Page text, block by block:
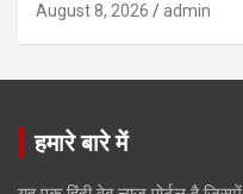
August 8, 2026 admin
हमारे बारे में